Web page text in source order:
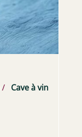
/ Cave à vin